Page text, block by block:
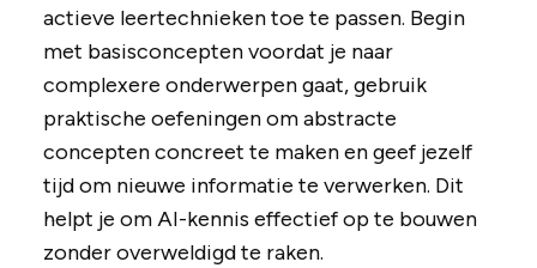
actieve leertechnieken toe te passen. Begin
met basisconcepten voordat je naar
complexere onderwerpen gaat, gebruik
praktische oefeningen om abstracte
concepten concreet te maken en geef jezelf
tijd om nieuwe informatie te verwerken. Dit
helpt je om AI-kennis effectief op te bouwen
zonder overweldigd te raken.